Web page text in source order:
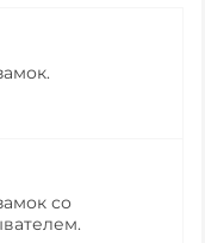
со